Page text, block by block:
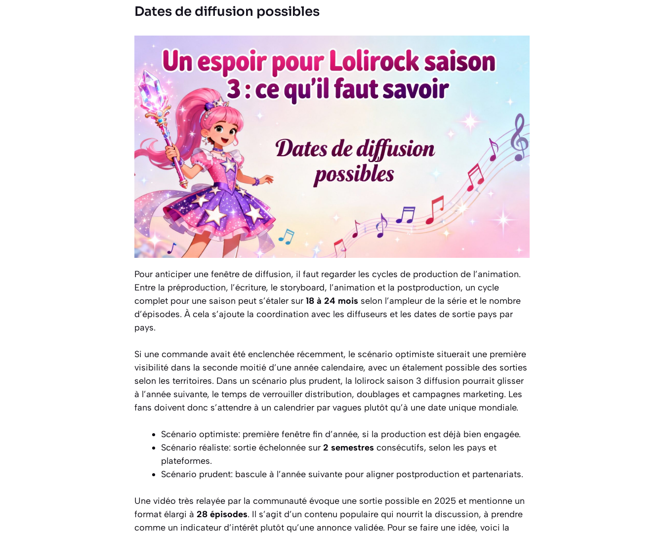
Dates de diffusion possibles
Pour anticiper une fenêtre de diffusion, il faut regarder les cycles de production de l’animation.
Entre la préproduction, l’écriture, le storyboard, l’animation et la postproduction, un cycle
complet pour une saison peut s’étaler sur 18 à 24 mois selon l’ampleur de la série et le nombre
d’épisodes. À cela s’ajoute la coordination avec les diffuseurs et les dates de sortie pays par
pays.
Si une commande avait été enclenchée récemment, le scénario optimiste situerait une première
visibilité dans la seconde moitié d’une année calendaire, avec un étalement possible des sorties
selon les territoires. Dans un scénario plus prudent, la lolirock saison 3 diffusion pourrait glisser
à l’année suivante, le temps de verrouiller distribution, doublages et campagnes marketing. Les
fans doivent donc s’attendre à un calendrier par vagues plutôt qu’à une date unique mondiale.
Scénario optimiste: première fenêtre fin d’année, si la production est déjà bien engagée.
Scénario réaliste: sortie échelonnée sur 2 semestres consécutifs, selon les pays et
plateformes.
Scénario prudent: bascule à l’année suivante pour aligner postproduction et partenariats.
Une vidéo très relayée par la communauté évoque une sortie possible en 2025 et mentionne un
format élargi à 28 épisodes. Il s’agit d’un contenu populaire qui nourrit la discussion, à prendre
comme un indicateur d’intérêt plutôt qu’une annonce validée. Pour se faire une idée, voici la